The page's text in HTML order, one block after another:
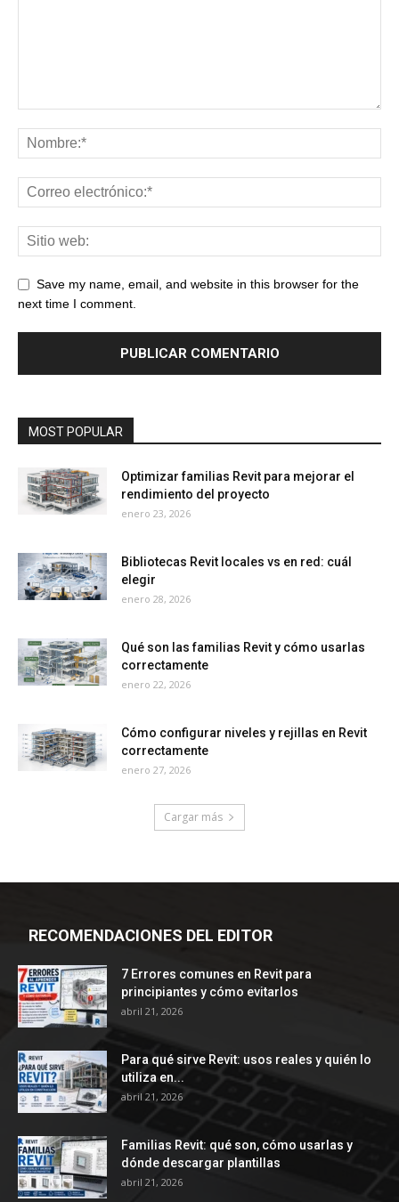
Save my name, email, and website in this browser for the
next time I comment.
MOST POPULAR
Optimizar familias Revit para mejorar el
rendimiento del proyecto
enero 23, 2026
Bibliotecas Revit locales vs en red: cuál
elegir
enero 28, 2026
Qué son las familias Revit y cómo usarlas
correctamente
enero 22, 2026
Cómo configurar niveles y rejillas en Revit
correctamente
enero 27, 2026
Cargar más
RECOMENDACIONES DEL EDITOR
7 Errores comunes en Revit para
principiantes y cómo evitarlos
abril 21, 2026
Para qué sirve Revit: usos reales y quién lo
utiliza en...
abril 21, 2026
Familias Revit: qué son, cómo usarlas y
dónde descargar plantillas
abril 21, 2026